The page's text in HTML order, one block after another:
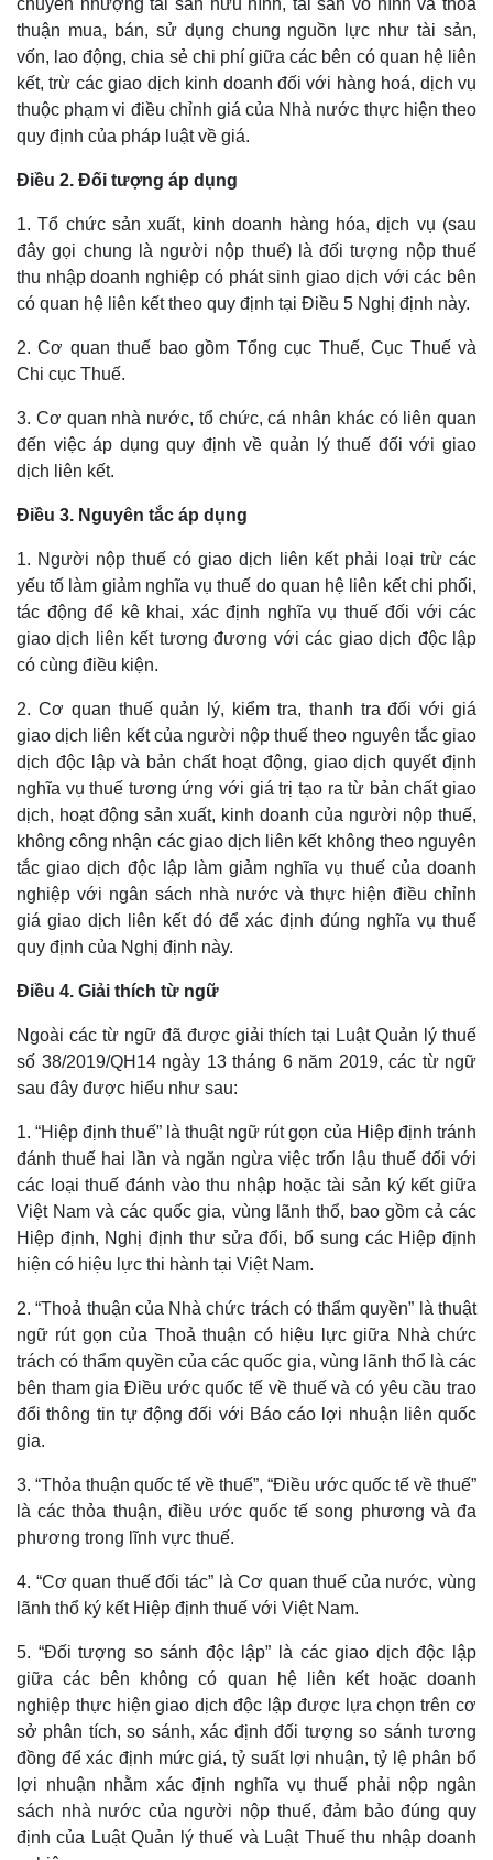
thuận mua, bán, sử dụng chung nguồn lực như tài sản,
vốn, lao động, chia sẻ chi phí giữa các bên có quan hệ liên
kết, trừ các giao dịch kinh doanh đối với hàng hoá, dịch vụ
thuộc phạm vi điều chỉnh giá của Nhà nước thực hiện theo
quy định của pháp luật về giá.
Điều 2. Đối tượng áp dụng
1. Tổ chức sản xuất, kinh doanh hàng hóa, dịch vụ (sau
đây gọi chung là người nộp thuế) là đối tượng nộp thuế
thu nhập doanh nghiệp có phát sinh giao dịch với các bên
có quan hệ liên kết theo quy định tại Điều 5 Nghị định này.
2. Cơ quan thuế bao gồm Tổng cục Thuế, Cục Thuế và
Chi cục Thuế.
3. Cơ quan nhà nước, tổ chức, cá nhân khác có liên quan
đến việc áp dụng quy định về quản lý thuế đối với giao
dịch liên kết.
Điều 3. Nguyên tắc áp dụng
1. Người nộp thuế có giao dịch liên kết phải loại trừ các
yếu tố làm giảm nghĩa vụ thuế do quan hệ liên kết chi phối,
tác động để kê khai, xác định nghĩa vụ thuế đối với các
giao dịch liên kết tương đương với các giao dịch độc lập
có cùng điều kiện.
2. Cơ quan thuế quản lý, kiểm tra, thanh tra đối với giá
giao dịch liên kết của người nộp thuế theo nguyên tắc giao
dịch độc lập và bản chất hoạt động, giao dịch quyết định
nghĩa vụ thuế tương ứng với giá trị tạo ra từ bản chất giao
dịch, hoạt động sản xuất, kinh doanh của người nộp thuế,
không công nhận các giao dịch liên kết không theo nguyên
tắc giao dịch độc lập làm giảm nghĩa vụ thuế của doanh
nghiệp với ngân sách nhà nước và thực hiện điều chỉnh
giá giao dịch liên kết đó để xác định đúng nghĩa vụ thuế
quy định của Nghị định này.
Điều 4. Giải thích từ ngữ
Ngoài các từ ngữ đã được giải thích tại Luật Quản lý thuế
số 38/2019/QH14 ngày 13 tháng 6 năm 2019, các từ ngữ
sau đây được hiểu như sau:
1. “Hiệp định thuế” là thuật ngữ rút gọn của Hiệp định tránh
đánh thuế hai lần và ngăn ngừa việc trốn lậu thuế đối với
các loại thuế đánh vào thu nhập hoặc tài sản ký kết giữa
Việt Nam và các quốc gia, vùng lãnh thổ, bao gồm cả các
Hiệp định, Nghị định thư sửa đổi, bổ sung các Hiệp định
hiện có hiệu lực thi hành tại Việt Nam.
2. “Thoả thuận của Nhà chức trách có thẩm quyền” là thuật
ngữ rút gọn của Thoả thuận có hiệu lực giữa Nhà chức
trách có thẩm quyền của các quốc gia, vùng lãnh thổ là các
bên tham gia Điều ước quốc tế về thuế và có yêu cầu trao
đổi thông tin tự động đối với Báo cáo lợi nhuận liên quốc
gia.
3. “Thỏa thuận quốc tế về thuế”, “Điều ước quốc tế về thuế”
là các thỏa thuận, điều ước quốc tế song phương và đa
phương trong lĩnh vực thuế.
4. “Cơ quan thuế đối tác” là Cơ quan thuế của nước, vùng
lãnh thổ ký kết Hiệp định thuế với Việt Nam.
5. “Đối tượng so sánh độc lập” là các giao dịch độc lập
giữa các bên không có quan hệ liên kết hoặc doanh
nghiệp thực hiện giao dịch độc lập được lựa chọn trên cơ
sở phân tích, so sánh, xác định đối tượng so sánh tương
đồng để xác định mức giá, tỷ suất lợi nhuận, tỷ lệ phân bổ
lợi nhuận nhằm xác định nghĩa vụ thuế phải nộp ngân
sách nhà nước của người nộp thuế, đảm bảo đúng quy
định của Luật Quản lý thuế và Luật Thuế thu nhập doanh